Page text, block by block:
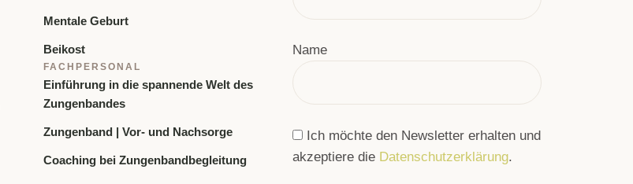
Mentale Geburt
Beikost
FACHPERSONAL
Einführung in die spannende Welt des
Zungenbandes
Zungenband | Vor- und Nachsorge
Coaching bei Zungenbandbegleitung
Name
Ich möchte den Newsletter erhalten und
akzeptiere die Datenschutzerklärung.